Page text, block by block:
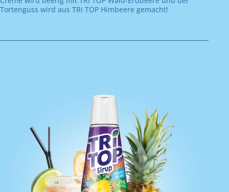
Tortenguss wird aus TRi TOP Himbeere gemacht!